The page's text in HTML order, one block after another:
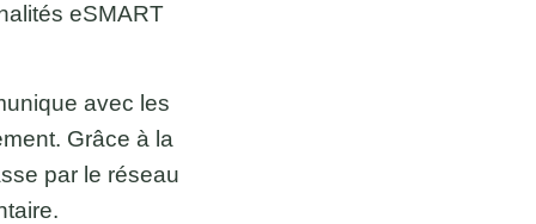
eSMART
avec les
Grâce à la
par le réseau